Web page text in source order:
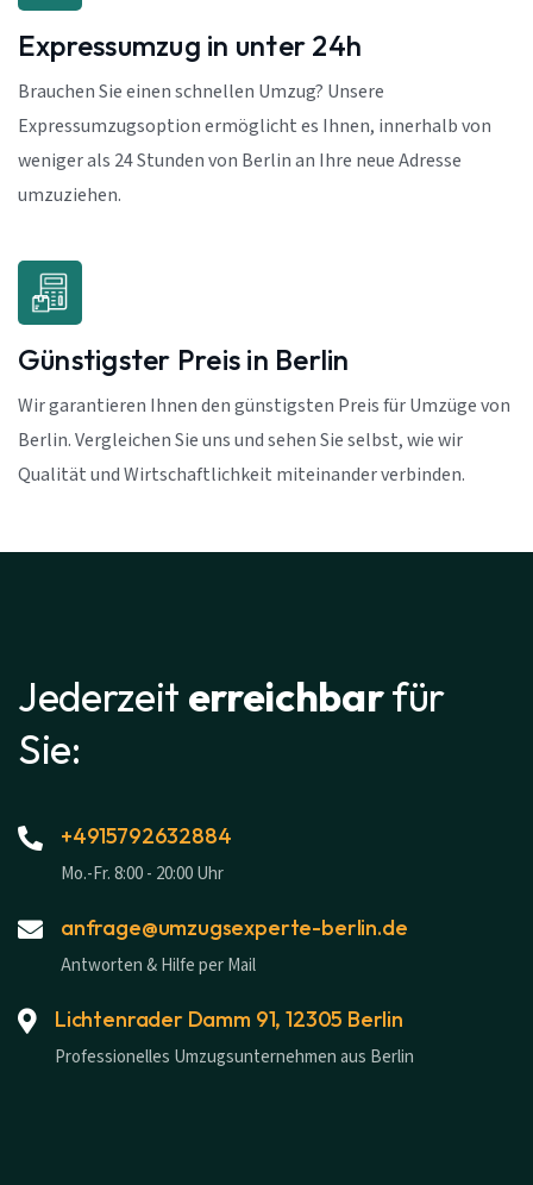
Expressumzug in unter 24h
Brauchen Sie einen schnellen Umzug? Unsere
Expressumzugsoption ermöglicht es Ihnen, innerhalb von
weniger als 24 Stunden von Berlin an Ihre neue Adresse
umzuziehen.
Günstigster Preis in Berlin
Wir garantieren Ihnen den günstigsten Preis für Umzüge von
Berlin. Vergleichen Sie uns und sehen Sie selbst, wie wir
Qualität und Wirtschaftlichkeit miteinander verbinden.
Jederzeit erreichbarfür
Sie:
+4915792632884
Mo.-Fr. 8:00 - 20:00 Uhr
anfrage@umzugsexperte-berlin.de
Antworten & Hilfe per Mail
Lichtenrader Damm 91, 12305 Berlin
Professionelles Umzugsunternehmen aus Berlin